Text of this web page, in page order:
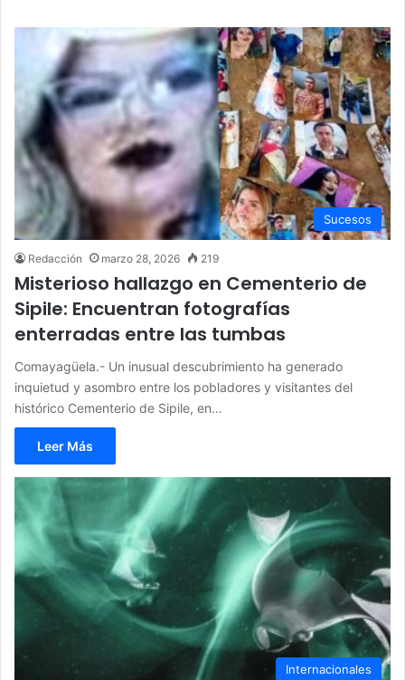
Sucesos
Redacción marzo 28, 2026 219
Misterioso hallazgo en Cementerio de
Sipile: Encuentran fotografías
enterradas entre las tumbas
Comayagüela.- Un inusual descubrimiento ha generado
inquietud y asombro entre los pobladores y visitantes del
histórico Cementerio de Sipile, en…
Leer Más
Internacionales